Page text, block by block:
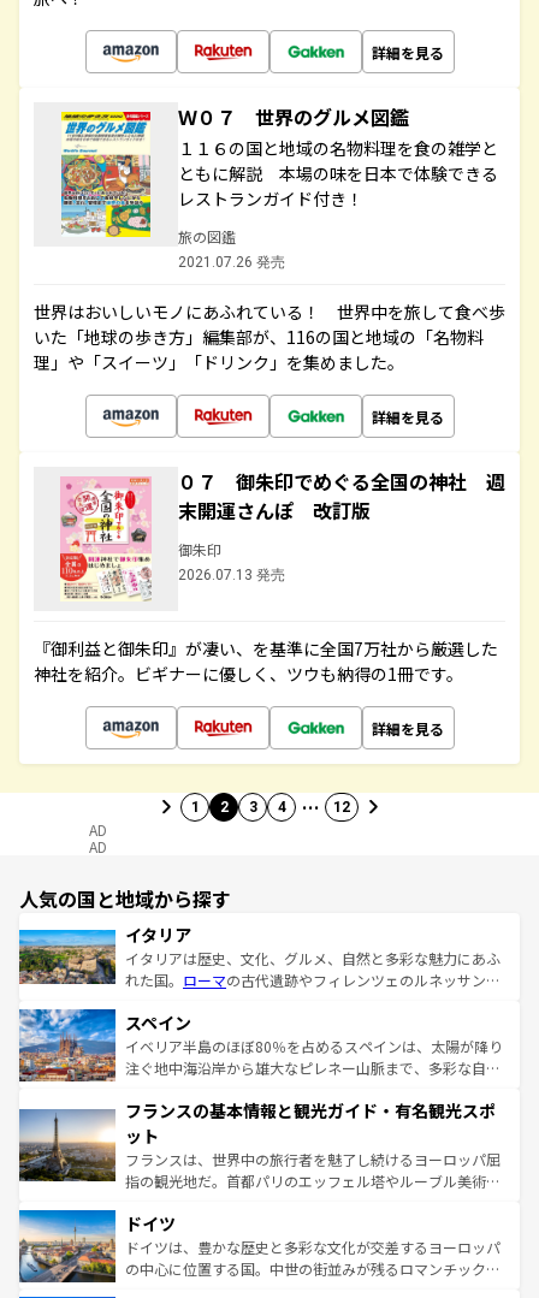
詳細を見る
Ｗ０７ 世界のグルメ図鑑
１１６の国と地域の名物料理を食の雑学と
ともに解説 本場の味を日本で体験できる
レストランガイド付き！
旅の図鑑
2021.07.26 発売
世界はおいしいモノにあふれている！ 世界中を旅して食べ歩
いた「地球の歩き方」編集部が、116の国と地域の「名物料
理」や「スイーツ」「ドリンク」を集めました。
詳細を見る
０７ 御朱印でめぐる全国の神社 週
末開運さんぽ 改訂版
御朱印
2026.07.13 発売
『御利益と御朱印』が凄い、を基準に全国7万社から厳選した
神社を紹介。ビギナーに優しく、ツウも納得の1冊です。
詳細を見る
1 2 3 4 … 12
AD
AD
人気の国と地域から探す
イタリア
イタリアは歴史、文化、グルメ、自然と多彩な魅力にあふ
れた国。 ローマの古代遺跡やフィレンツェのルネッサンス
ろん、トスカーナの美しい田園風景やアマルフィ海岸の絶
景など、自然景観も見逃せない。観光の合間には、本場の
ピザやパスタなど、絶品のイタリア料理を堪能することも
ませてくれるイタリアで、忘れられない旅をしてみよう！
なお、新着のイタリア情報は
しい。
スペイン
イベリア半島のほぼ80％を占めるスペインは、太陽が降り
注ぐ地中海沿岸から雄大なピレネー山脈まで、多彩な自然
文化が根付くこの国では、情熱的なフラメンコ、熱気あふ
れる闘牛、そして美味しいタパスが生活の一部となってい
る。首都マドリードの洗練された雰囲気や、バルセロナの
アートに溢れた街角から、地方では古代ローマ遺跡や中世
せる。地方によって風土や気候が異なるスペインはその個
性で訪れる人を魅了する。 なお、新着のスペイン情報は コ
ンテンツ一覧を参照してほしい。
フランスの基本情報と観光ガイド・有名観光スポ
ット
フランスは、世界中の旅行者を魅了し続けるヨーロッパ屈
指の観光地だ。首都パリのエッフェル塔やルーブル美術館
で、幅広い魅力が詰まっている。華麗な宮殿、歴史的な大
聖堂、美しいビーチ、そして豊かな自然が、訪れる者を心
から魅了する。また、フランスは美食の国としても知ら
ドイツ
ドイツは、豊かな歴史と多彩な文化が交差するヨーロッパ
の中心に位置する国。中世の街並みが残るロマンチック街